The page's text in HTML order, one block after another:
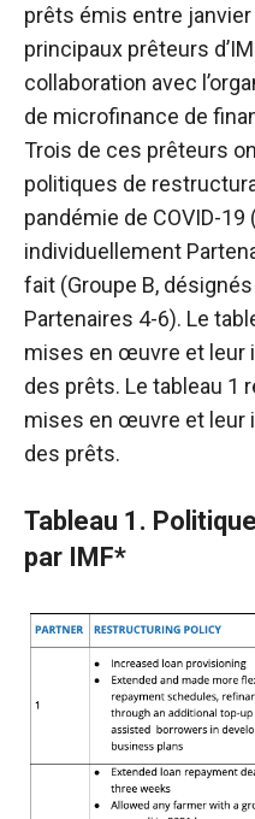
prêts émis entre
principaux prêteurs
collaboration avec
de microfinance de
Trois de ces prêteurs
politiques de
pandémie de COVID-
individuellement
fait (Groupe B,
Partenaires 4-6). Le
mises en œuvre et leur
des prêts. Le tableau 1
mises en œuvre et leur
des prêts.
Tableau 1.
par IMF*